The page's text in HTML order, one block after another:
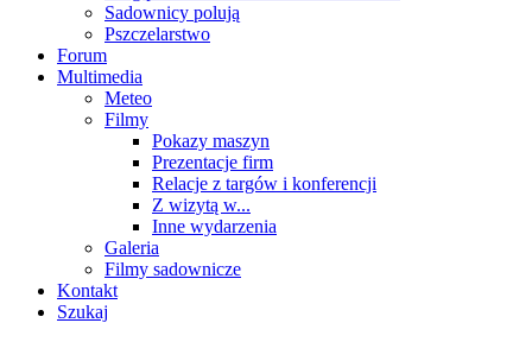
Sadownicy polują
Pszczelarstwo
Forum
Multimedia
Meteo
Filmy
Pokazy maszyn
Prezentacje firm
Relacje z targów i konferencji
Z wizytą w...
Inne wydarzenia
Galeria
Filmy sadownicze
Kontakt
Szukaj